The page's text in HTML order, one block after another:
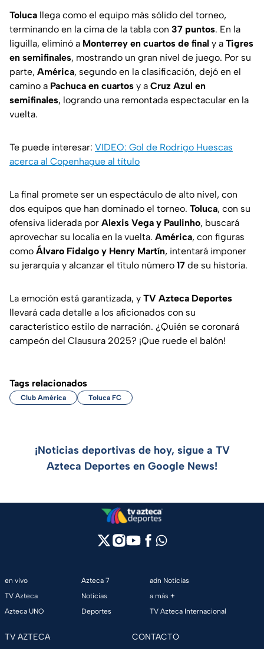
Toluca llega como el equipo más sólido del torneo,
terminando en la cima de la tabla con 37 puntos. En la
liguilla, eliminó a Monterrey en cuartos de final y a Tigres
en semifinales, mostrando un gran nivel de juego. Por su
parte, América, segundo en la clasificación, dejó en el
camino a Pachuca en cuartos y a Cruz Azul en
semifinales, logrando una remontada espectacular en la
vuelta.
Te puede interesar: VIDEO: Gol de Rodrigo Huescas
acerca al Copenhague al título
La final promete ser un espectáculo de alto nivel, con
dos equipos que han dominado el torneo. Toluca, con su
ofensiva liderada por Alexis Vega y Paulinho, buscará
aprovechar su localía en la vuelta. América, con figuras
como Álvaro Fidalgo y Henry Martín, intentará imponer
su jerarquía y alcanzar el título número 17 de su historia.
La emoción está garantizada, y TV Azteca Deportes
llevará cada detalle a los aficionados con su
característico estilo de narración. ¿Quién se coronará
campeón del Clausura 2025? ¡Que ruede el balón!
Tags relacionados
Club América Toluca FC
¡Noticias deportivas de hoy, sigue a TV
Azteca Deportes en Google News!
en vivo
TV Azteca
Azteca UNO
Azteca 7
Noticias
Deportes
adn Noticias
a más +
TV Azteca Internacional
TV AZTECA CONTACTO